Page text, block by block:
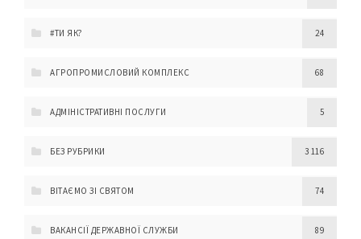
#ТИ ЯК? 24
АГРОПРОМИСЛОВИЙ КОМПЛЕКС 68
АДМІНІСТРАТИВНІ ПОСЛУГИ 5
БЕЗ РУБРИКИ 3 116
ВІТАЄМО ЗІ СВЯТОМ 74
ВАКАНСІЇ ДЕРЖАВНОЇ СЛУЖБИ 89